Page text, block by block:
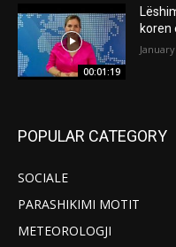
00:01:19
koren
POPULAR CATEGORY
SOCIALE
PARASHIKIMI MOTIT
METEOROLOGJI